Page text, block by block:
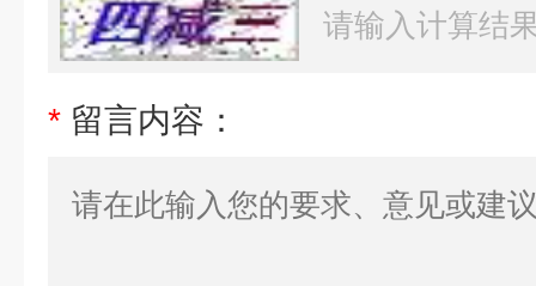
* 留言内容：